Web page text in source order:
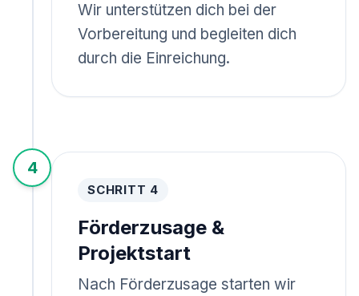
Wir unterstützen dich bei der
Vorbereitung und begleiten dich
durch die Einreichung.
4
SCHRITT 4
Förderzusage &
Projektstart
Nach Förderzusage starten wir